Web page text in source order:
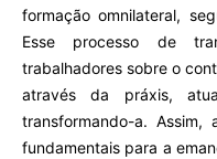
formação omnilateral,
Esse processo de
trabalhadores sobre o
através da práxis,
transformando-a.
fundamentais para a